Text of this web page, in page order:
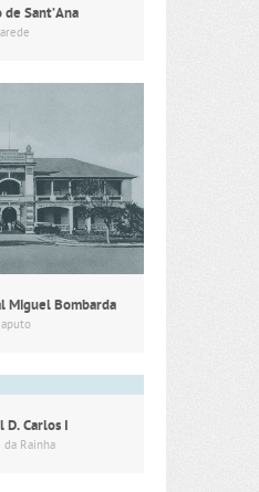
Sant’Ana
Miguel Bombarda
D. Carlos I
da Rainha